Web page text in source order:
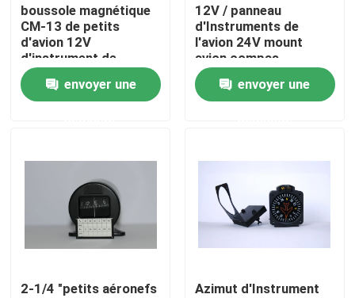
Instruments de vol d'avions
Instruments de compas gyroscopique d'avions
Les avions expédient l'indicateur
Indicateur d'altitude d'avions
Mesure de la température de culasse
boussole magnétique
CM-13 de petits
d'avion 12V
d'instrument de
panneau avions de bâti
envoyer une
12V / panneau
d'Instruments de
l'avion 24V mount
avion compas
magnétique CM-13
envoyer une
2-1/4 "petits aéronefs
Azimut d'Instrument